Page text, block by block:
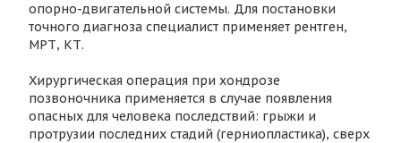
опорно-двигательной системы. Для постановки
точного диагноза специалист применяет рентген,
МРТ, КТ.
Хирургическая операция при хондрозе
позвоночника применяется в случае появления
опасных для человека последствий: грыжи и
протрузии последних стадий (герниопластика), сверх